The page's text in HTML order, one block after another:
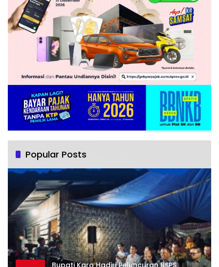
Popular Posts
Bupati Karo Hadiri Peluncuran BSPS